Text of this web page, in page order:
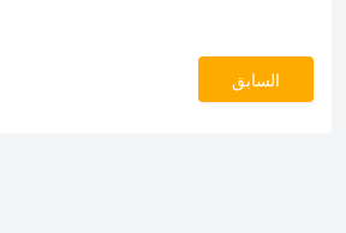
المقال السابق: Sénégal : Une couverture santé pour 3 800 enfants
السابق